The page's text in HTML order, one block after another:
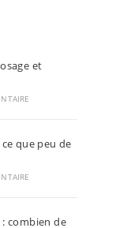
et
que peu de
combien de